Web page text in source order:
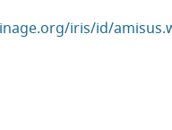
iris/id/